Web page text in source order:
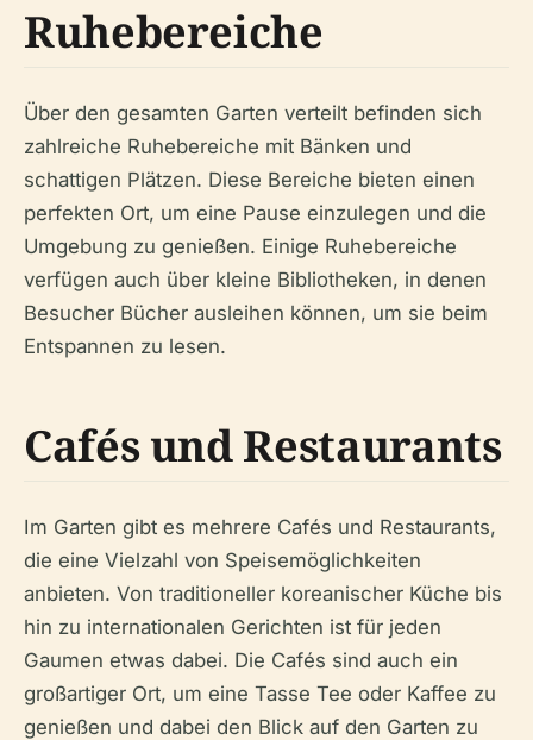
Ruhebereiche
Über den gesamten Garten verteilt befinden sich
zahlreiche Ruhebereiche mit Bänken und
schattigen Plätzen. Diese Bereiche bieten einen
perfekten Ort, um eine Pause einzulegen und die
Umgebung zu genießen. Einige Ruhebereiche
verfügen auch über kleine Bibliotheken, in denen
Besucher Bücher ausleihen können, um sie beim
Entspannen zu lesen.
Cafés und Restaurants
Im Garten gibt es mehrere Cafés und Restaurants,
die eine Vielzahl von Speisemöglichkeiten
anbieten. Von traditioneller koreanischer Küche bis
hin zu internationalen Gerichten ist für jeden
Gaumen etwas dabei. Die Cafés sind auch ein
großartiger Ort, um eine Tasse Tee oder Kaffee zu
genießen und dabei den Blick auf den Garten zu